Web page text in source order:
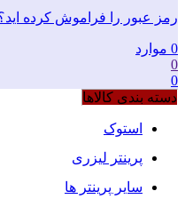
رمز عبور را فراموش کرده
0 موارد
0
0
دسته بندی کالاها
استوک
پرینتر لیزری
سایر پرینتر ها